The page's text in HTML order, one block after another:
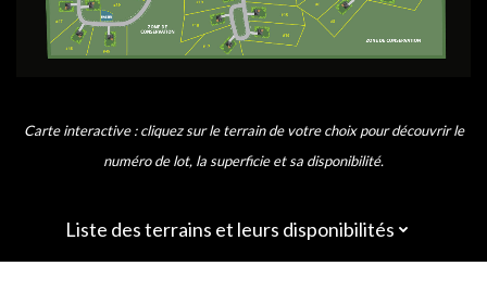
Carte interactive : cliquez sur le terrain de votre choix pour découvrir le
numéro de lot, la superficie et sa disponibilité.
Liste des terrains et leurs disponibilités